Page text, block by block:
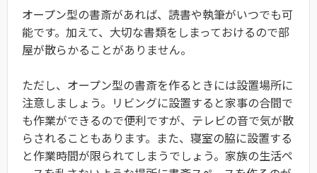
オープン型の書斎があれば、読書や執筆がいつでも可
能です。加えて、大切な書類をしまっておけるので部
屋が散らかることがありません。
ただし、オープン型の書斎を作るときには設置場所に
注意しましょう。リビングに設置すると家事の合間で
も作業ができるので便利ですが、テレビの音で気が散
らされることもあります。また、寝室の脇に設置する
と作業時間が限られてしまうでしょう。家族の生活ペ